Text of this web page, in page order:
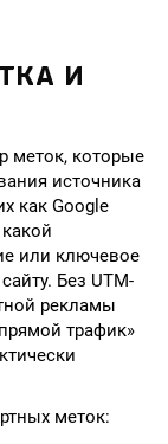
И
меток, которые
источника
как Google
или ключевое
Без UTM-
рекламы
трафик»
меток: